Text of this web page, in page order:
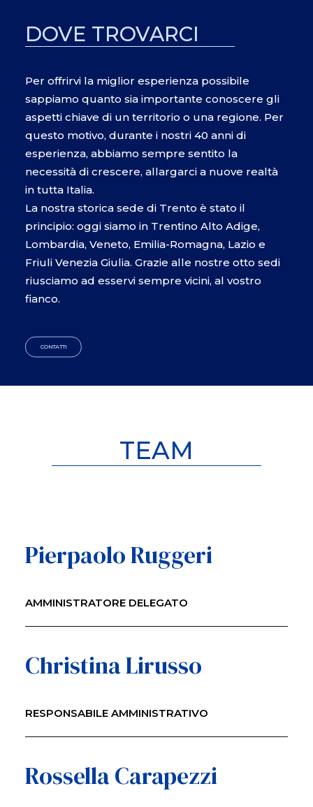
DOVE TROVARCI
Per offrirvi la miglior esperienza possibile
sappiamo quanto sia importante conoscere gli
aspetti chiave di un territorio o una regione. Per
questo motivo, durante i nostri 40 anni di
esperienza, abbiamo sempre sentito la
necessità di crescere, allargarci a nuove realtà
in tutta Italia.
La nostra storica sede di Trento è stato il
principio: oggi siamo in Trentino Alto Adige,
Lombardia, Veneto, Emilia-Romagna, Lazio e
Friuli Venezia Giulia. Grazie alle nostre otto sedi
riusciamo ad esservi sempre vicini, al vostro
fianco.
CONTATTI
TEAM
Pierpaolo Ruggeri
AMMINISTRATORE DELEGATO
Christina Lirusso
RESPONSABILE AMMINISTRATIVO
Rossella Carapezzi